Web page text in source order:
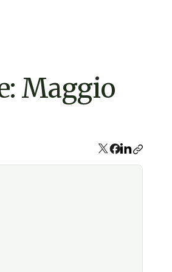
Maggio